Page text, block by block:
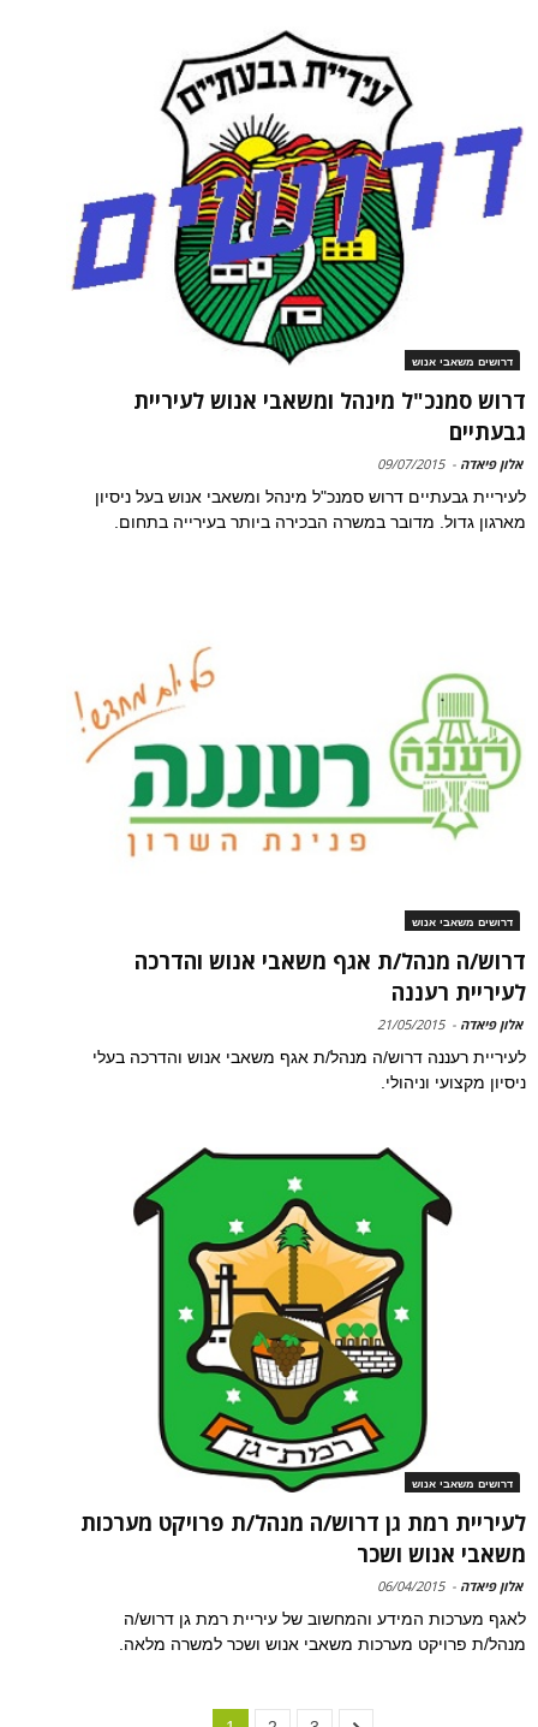
דרושים משאבי אנוש
דרוש סמנכ"ל מינהל ומשאבי אנוש לעיריית
גבעתיים
אלון פיאדה -
09/07/2015
לעיריית גבעתיים דרוש סמנכ"ל מינהל ומשאבי אנוש בעל ניסיון
מארגון גדול. מדובר במשרה הבכירה ביותר בעירייה בתחום.
דרושים משאבי אנוש
דרוש/ה מנהל/ת אגף משאבי אנוש והדרכה
לעיריית רעננה
אלון פיאדה -
21/05/2015
לעיריית רעננה דרוש/ה מנהל/ת אגף משאבי אנוש והדרכה בעלי
ניסיון מקצועי וניהולי.
דרושים משאבי אנוש
לעיריית רמת גן דרוש/ה מנהל/ת פרויקט מערכות
משאבי אנוש ושכר
אלון פיאדה -
06/04/2015
לאגף מערכות המידע והמחשוב של עיריית רמת גן דרוש/ה
מנהל/ת פרויקט מערכות משאבי אנוש ושכר למשרה מלאה.